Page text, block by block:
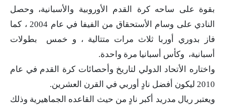
بقوة على ساحه كرة القدم الأوروبية والأسبانية، وحصل
النادي على وسام الأستحقاق من الفيفا في عام 2004 ، كما
فاز بدوري أوربا ثلاث مرات متتالية ، و خمس بطولات
أسبانية، وكأس أسبانيا مرة واحدة.
واختاره الأتحاد الدولي لتاريخ وأحصائات كرة القدم في عام
2010 ليكون أفضل نادٍ أوربي في القرن العشرين.
ويعتبر ريال مدريد أكبر نادٍ من حيث القاعده الجماهيرية وذلك